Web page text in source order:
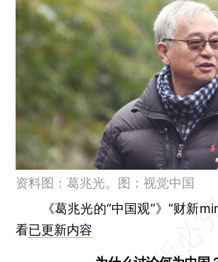
资料图：葛兆光。图：视觉中国
《葛兆光的“中国观”》“财新
看已更新内容